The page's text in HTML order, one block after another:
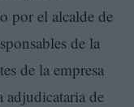
por el alcalde de
de la
de la empresa
de